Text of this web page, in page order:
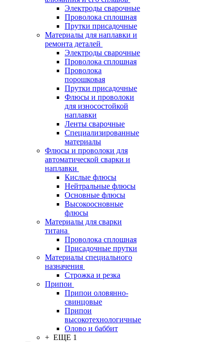
Электроды сварочные
Проволока сплошная
Прутки присадочные
Материалы для наплавки и
ремонта деталей
Электроды сварочные
Проволока сплошная
Проволока
порошковая
Прутки присадочные
Флюсы и проволоки
для износостойкой
наплавки
Ленты сварочные
Специализированные
материалы
Флюсы и проволоки для
автоматической сварки и
наплавки
Кислые флюсы
Нейтральные флюсы
Основные флюсы
Высокоосновные
флюсы
Материалы для сварки
титана
Проволока сплошная
Присадочные прутки
Материалы специального
назначения
Строжка и резка
Припои
Припои оловянно-
свинцовые
Припои
высокотехнологичные
Олово и баббит
+ ЕЩЕ 1